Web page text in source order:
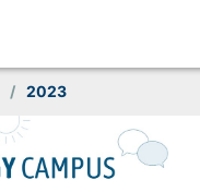
/ 2023